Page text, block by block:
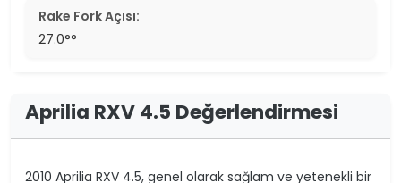
Rake Fork Açısı:
27.0°°
Aprilia RXV 4.5 Değerlendirmesi
2010 Aprilia RXV 4.5, genel olarak sağlam ve yetenekli bir